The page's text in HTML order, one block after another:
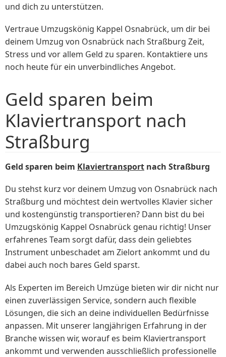
und dich zu unterstützen.
Vertraue Umzugskönig Kappel Osnabrück, um dir bei
deinem Umzug von Osnabrück nach Straßburg Zeit,
Stress und vor allem Geld zu sparen. Kontaktiere uns
noch heute für ein unverbindliches Angebot.
Geld sparen beim
Klaviertransport nach
Straßburg
Geld sparen beim Klaviertransport nach Straßburg
Du stehst kurz vor deinem Umzug von Osnabrück nach
Straßburg und möchtest dein wertvolles Klavier sicher
und kostengünstig transportieren? Dann bist du bei
Umzugskönig Kappel Osnabrück genau richtig! Unser
erfahrenes Team sorgt dafür, dass dein geliebtes
Instrument unbeschadet am Zielort ankommt und du
dabei auch noch bares Geld sparst.
Als Experten im Bereich Umzüge bieten wir dir nicht nur
einen zuverlässigen Service, sondern auch flexible
Lösungen, die sich an deine individuellen Bedürfnisse
anpassen. Mit unserer langjährigen Erfahrung in der
Branche wissen wir, worauf es beim Klaviertransport
ankommt und verwenden ausschließlich professionelle